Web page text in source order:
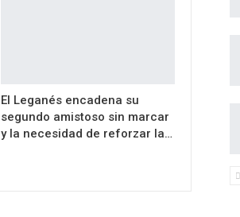
El Leganés encadena su
segundo amistoso sin marcar
y la necesidad de reforzar la…